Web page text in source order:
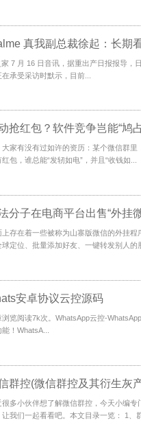
家 7 月 16 日音讯，据重出产日报报导，
在承受采访时默示，目前...
抢红包？软件竞争岂能“鸠
有没有过如许的资历：某个微信群里
红包，谁总能“发轫如电”，并且“收钱如...
分子在电商平台出售“外挂
上存在着一些被称为山寨版微信的外挂
球定位、批量添加好友、一键转发别人的
安卓协议云控源码
浏览阅读7k次。WhatsApp云控-
！WhatsA...
群控(微信群控及其衍生灰
很多小伙伴想了解微信群控，今天小编
让我们一起看看吧。本文目录一览： 1、